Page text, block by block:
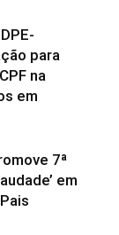
para
na
em
7ª
em